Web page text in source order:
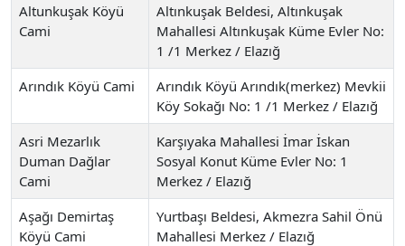
Altunkuşak Köyü
Cami
Altınkuşak Beldesi, Altınkuşak
Mahallesi Altınkuşak Küme Evler No:
1 /1 Merkez / Elazığ
Arındık Köyü Cami
Arındık Köyü Arındık(merkez) Mevkii
Köy Sokağı No: 1 /1 Merkez / Elazığ
Asri Mezarlık
Duman Dağlar
Cami
Karşıyaka Mahallesi İmar İskan
Sosyal Konut Küme Evler No: 1
Merkez / Elazığ
Aşağı Demirtaş
Köyü Cami
Yurtbaşı Beldesi, Akmezra Sahil Önü
Mahallesi Merkez / Elazığ